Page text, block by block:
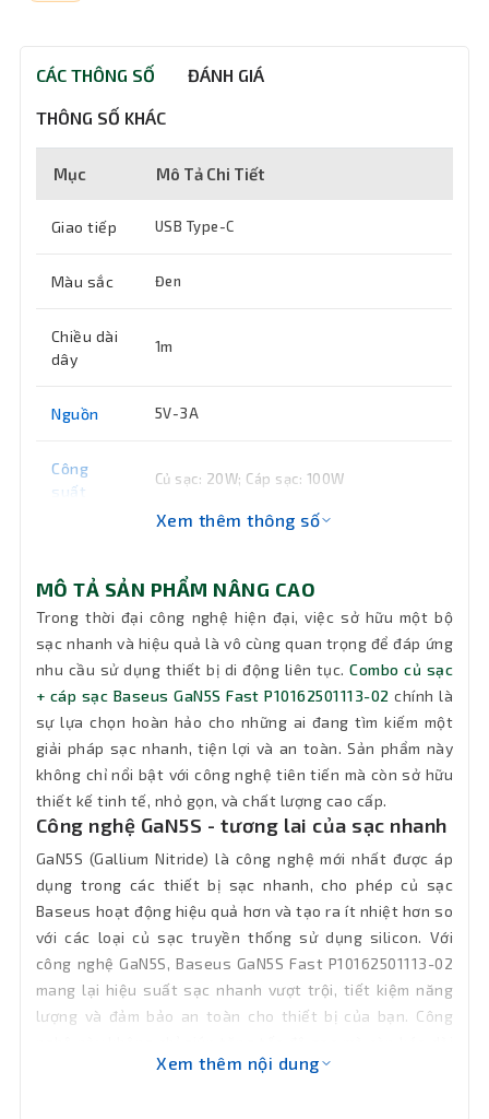
CÁC THÔNG SỐ ĐÁNH GIÁ
THÔNG SỐ KHÁC
Mục Mô Tả Chi Tiết
Giao tiếp USB Type-C
Màu sắc Đen
Chiều dài
dây
1m
Nguồn 5V-3A
Công
suất
Củ sạc: 20W; Cáp sạc: 100W
Kích
thước
31.1 x 31.1 x 29.9 mm
Khối
lượng
Bảo hành 12 tháng
Xem thêm thông số
MÔ TẢ SẢN PHẨM NÂNG CAO
Trong thời đại công nghệ hiện đại, việc sở hữu một bộ
sạc nhanh và hiệu quả là vô cùng quan trọng để đáp ứng
nhu cầu sử dụng thiết bị di động liên tục.Combo củ sạc
+ cáp sạc Baseus GaN5S Fast P10162501113-02 chính là
sự lựa chọn hoàn hảo cho những ai đang tìm kiếm một
giải pháp sạc nhanh, tiện lợi và an toàn. Sản phẩm này
không chỉ nổi bật với công nghệ tiên tiến mà còn sở hữu
thiết kế tinh tế, nhỏ gọn, và chất lượng cao cấp.
Công nghệ GaN5S - tương lai của sạc nhanh
GaN5S (Gallium Nitride) là công nghệ mới nhất được áp
dụng trong các thiết bị sạc nhanh, cho phép củ sạc
Baseus hoạt động hiệu quả hơn và tạo ra ít nhiệt hơn so
với các loại củ sạc truyền thống sử dụng silicon. Với
công nghệ GaN5S, Baseus GaN5S Fast P10162501113-02
mang lại hiệu suất sạc nhanh vượt trội, tiết kiệm năng
lượng và đảm bảo an toàn cho thiết bị của bạn. Công
tuổi thọ của thiết bị và giảm thiểu nguy cơ quá nhiệt,
Xem thêm nội dung